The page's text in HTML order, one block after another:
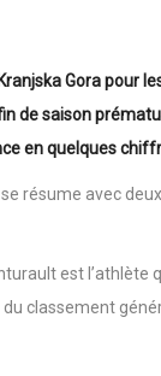
Gora pour
de saison
en quelques
résume avec
est l’athlète
classement